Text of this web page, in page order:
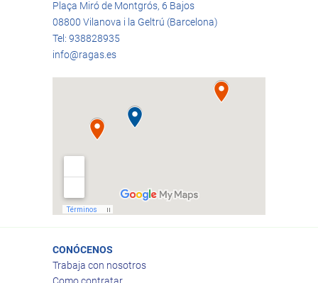
Plaça Miró de Montgrós, 6 Bajos
08800 Vilanova i la Geltrú (Barcelona)
Tel: 938828935
info@ragas.es
CONÓCENOS
Trabaja con nosotros